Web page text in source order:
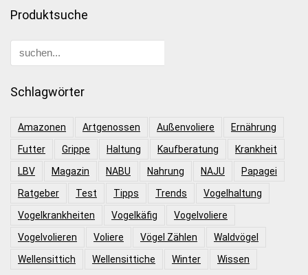
Produktsuche
Schlagwörter
Amazonen Artgenossen Außenvoliere
Ernährung
Futter
Grippe Haltung Kaufberatung
Krankheit
LBV
Magazin NABU Nahrung NAJU
Papagei
Ratgeber
Test Tipps Trends
Vogelhaltung
Vogelkrankheiten
Vogelkäfig
Vogelvoliere
Vogelvolieren
Voliere Vögel Zählen
Waldvögel
Wellensittich
Wellensittiche Winter Wissen